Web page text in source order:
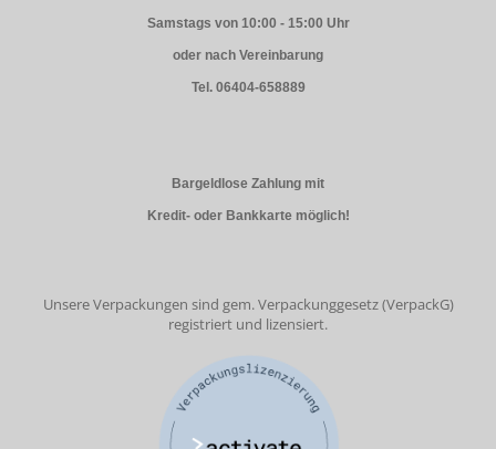
Samstags von 10:00 - 15:00 Uhr
oder nach Vereinbarung
Tel. 06404-658889
Bargeldlose Zahlung mit
Kredit- oder Bankkarte möglich!
Unsere Verpackungen sind gem. Verpackunggesetz (VerpackG)
registriert und lizensiert.